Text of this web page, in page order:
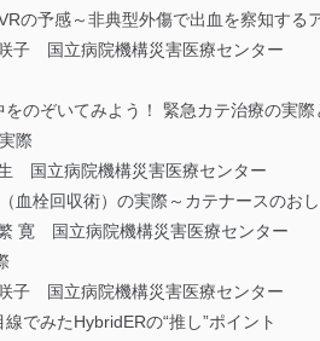
の予感～非典型外傷で出血を察知する
子 国立病院機構災害医療センター
のぞいてみよう！ 緊急カテ治療の実際
際
国立病院機構災害医療センター
栓回収術）の実際～カテナースのおし
寛 国立病院機構災害医療センター
子 国立病院機構災害医療センター
でみたHybridERの“推し”ポイント